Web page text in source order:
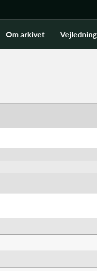
Om arkivet Vejledning